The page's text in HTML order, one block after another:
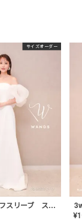
サイズオーダー
2way ソフトパフスリーブ スレンダードレス〈PD-WDOR-2112〉
¥